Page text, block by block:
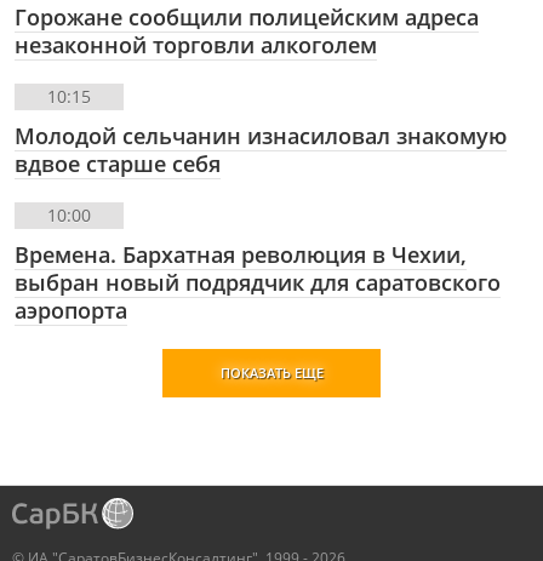
Горожане сообщили полицейским адреса
незаконной торговли алкоголем
10:15
Молодой сельчанин изнасиловал знакомую
вдвое старше себя
10:00
Времена. Бархатная революция в Чехии,
выбран новый подрядчик для саратовского
аэропорта
ПОКАЗАТЬ ЕЩЕ